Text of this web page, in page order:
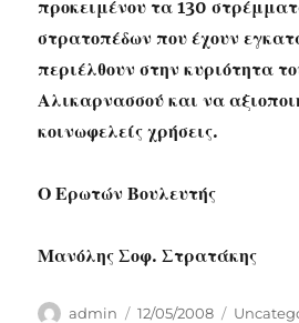
προκειμένου τα 130
στρατοπέδων που έχουν
περιέλθουν στην κυριότητα
Αλικαρνασσού και να
κοινωφελείς χρήσεις.
Ο Ερωτών Βουλευτής
Μανόλης Σοφ. Στρατάκης
Author
admin
Posted
12/05/2008